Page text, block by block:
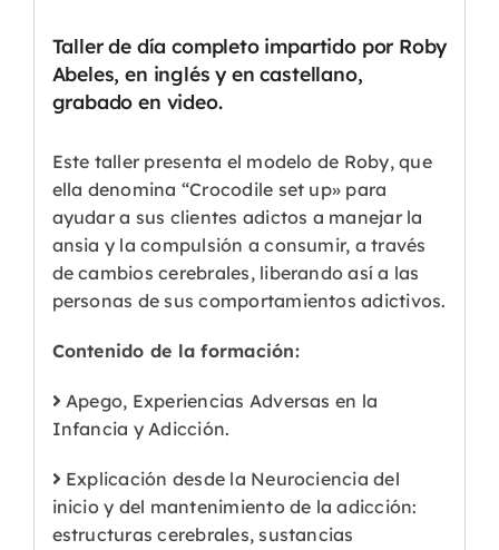
Taller de día completo impartido por Roby
Abeles, en inglés y en castellano,
grabado en video.
Este taller presenta el modelo de Roby, que
ella denomina “Crocodile set up» para
ayudar a sus clientes adictos a manejar la
ansia y la compulsión a consumir, a través
de cambios cerebrales, liberando así a las
personas de sus comportamientos adictivos.
Contenido de la formación:
Apego, Experiencias Adversas en la
Infancia y Adicción.
Explicación desde la Neurociencia del
inicio y del mantenimiento de la adicción:
estructuras cerebrales, sustancias